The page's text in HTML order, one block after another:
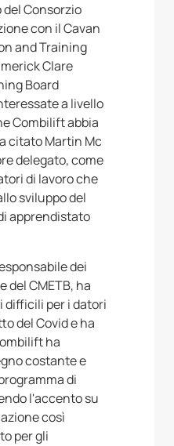
Consorzio
con il Cavan
and Training
Clare
Board
a livello
Combilift abbia
citato Martin Mc
delegato, come
di lavoro che
sviluppo del
apprendistato
dei
del CMETB, ha
difficili per i datori
del Covid e ha
ha
costante e
di
l'accento su
così
per gli